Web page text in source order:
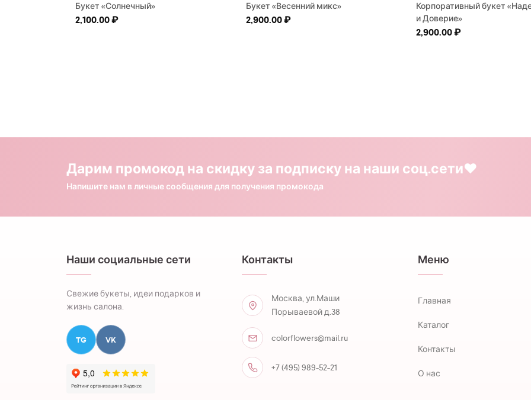
Букет «Солнечный»
2,100.00₽
Букет «Весенний микс»
2,900.00₽
Корпоративный букет
и Доверие»
2,900.00₽
Дарим промокод на скидку за подписку на наши соц.сети❤️
Напишите нам в личные сообщения для получения промокода
Наши социальные сети
Свежие букеты, идеи подарков и
жизнь салона.
TG VK
Контакты
Москва, ул.Маши
Порываевой д.38
colorflowers@mail.ru
+7 (495) 989-52-21
Меню
Главная
Каталог
Контакты
О нас